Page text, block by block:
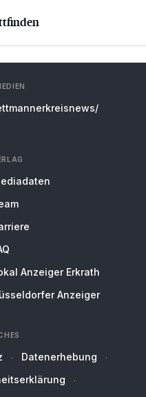
Anzeiger Erkrath
Anzeiger
Datenerhebung